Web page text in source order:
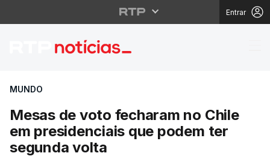
Entrar
Mesas de voto
MUNDO
Mesas de voto fecharam no Chile
em presidenciais que podem ter
segunda volta